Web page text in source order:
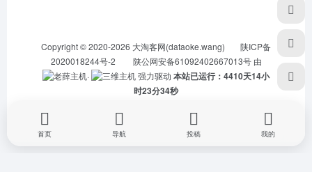
Copyright © 2020-2026 大淘客网(dataoke.wang)
陕ICP备
2020018244号-2
陕公网安备61092402667013号由
·
强力驱动 本站已运行：4410天14小
时23分34秒
首页 导航 投稿 我的